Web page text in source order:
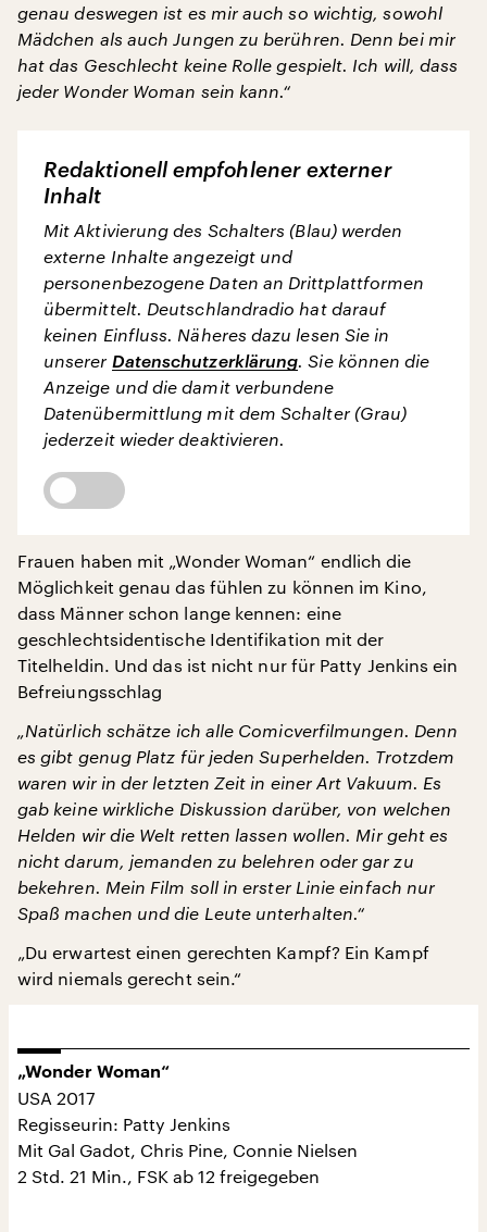
genau deswegen ist es mir auch so wichtig, sowohl
Mädchen als auch Jungen zu berühren. Denn bei mir
hat das Geschlecht keine Rolle gespielt. Ich will, dass
jeder Wonder Woman sein kann.“
Redaktionell empfohlener externer
Inhalt
Mit Aktivierung des Schalters (Blau) werden
externe Inhalte angezeigt und
personenbezogene Daten an Drittplattformen
übermittelt. Deutschlandradio hat darauf
keinen Einfluss. Näheres dazu lesen Sie in
unserer Datenschutzerklärung. Sie können die
Anzeige und die damit verbundene
Datenübermittlung mit dem Schalter (Grau)
jederzeit wieder deaktivieren.
Frauen haben mit „Wonder Woman“ endlich die
Möglichkeit genau das fühlen zu können im Kino,
dass Männer schon lange kennen: eine
geschlechtsidentische Identifikation mit der
Titelheldin. Und das ist nicht nur für Patty Jenkins ein
Befreiungsschlag
„Natürlich schätze ich alle Comicverfilmungen. Denn
es gibt genug Platz für jeden Superhelden. Trotzdem
waren wir in der letzten Zeit in einer Art Vakuum. Es
gab keine wirkliche Diskussion darüber, von welchen
Helden wir die Welt retten lassen wollen. Mir geht es
nicht darum, jemanden zu belehren oder gar zu
bekehren. Mein Film soll in erster Linie einfach nur
Spaß machen und die Leute unterhalten.“
„Du erwartest einen gerechten Kampf? Ein Kampf
wird niemals gerecht sein.“
„Wonder Woman“
USA 2017
Regisseurin: Patty Jenkins
Mit Gal Gadot, Chris Pine, Connie Nielsen
2 Std. 21 Min., FSK ab 12 freigegeben